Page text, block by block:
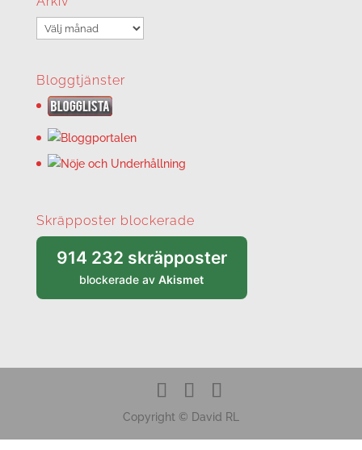
Arkiv
Bloggtjänster
Skräpposter blockerade
914 232 skräpposter
blockerade avAkismet
Copyright © David RL